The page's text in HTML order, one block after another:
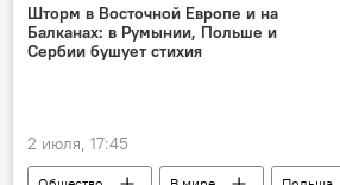
Шторм в Восточной Европе и на
Балканах: в Румынии, Польше и
Сербии бушует стихия
2 июля, 17:45